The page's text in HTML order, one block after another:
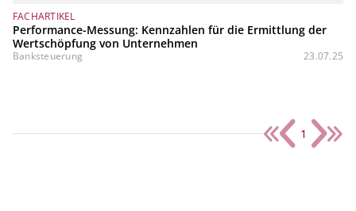
FACHARTIKEL
Performance-Messung: Kennzahlen für die Ermittlung der
Wertschöpfung von Unternehmen
Banksteuerung 23.07.25
1